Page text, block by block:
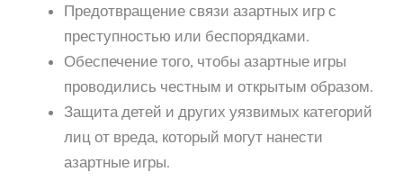
Предотвращение связи азартных игр с
преступностью или беспорядками.
Обеспечение того, чтобы азартные игры
проводились честным и открытым образом.
Защита детей и других уязвимых категорий
лиц от вреда, который могут нанести
азартные игры.